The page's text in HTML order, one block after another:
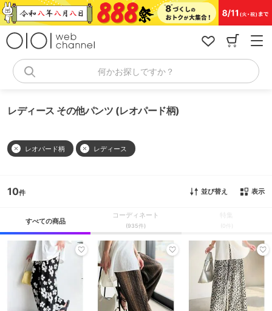
コ
ン
何かお探しですか？
レディース その他パンツ (レオパード柄)
レオパード柄 レディース
10 並び替え 表示
すべての商品
コーディネート
(935件) (0件)